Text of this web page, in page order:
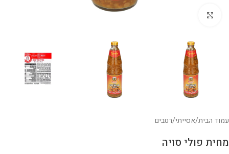
עמוד הבית/אסייתי/רטבים
מחית פולי סויה